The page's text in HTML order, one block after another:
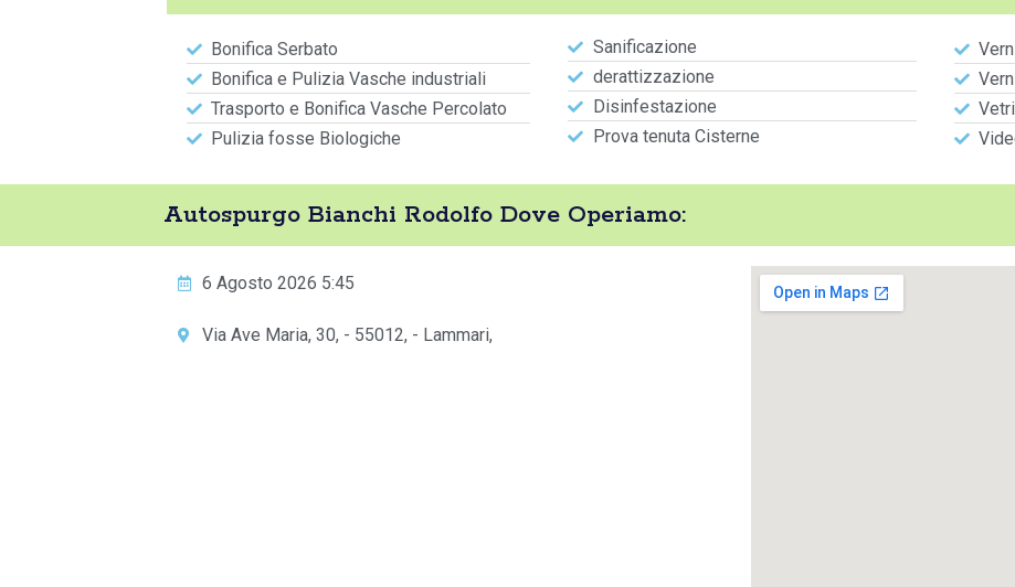
Bonifica Serbato
Bonifica e Pulizia Vasche industriali
Trasporto e Bonifica Vasche Percolato
Pulizia fosse Biologiche
Sanificazione
derattizzazione
Disinfestazione
Prova tenuta Cisterne
Autospurgo Bianchi Rodolfo Dove Operiamo:
6 Agosto 2026 5:45
Via Ave Maria, 30, - 55012, - Lammari,